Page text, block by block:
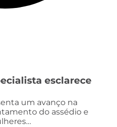
esclarece
um avanço na
do assédio e